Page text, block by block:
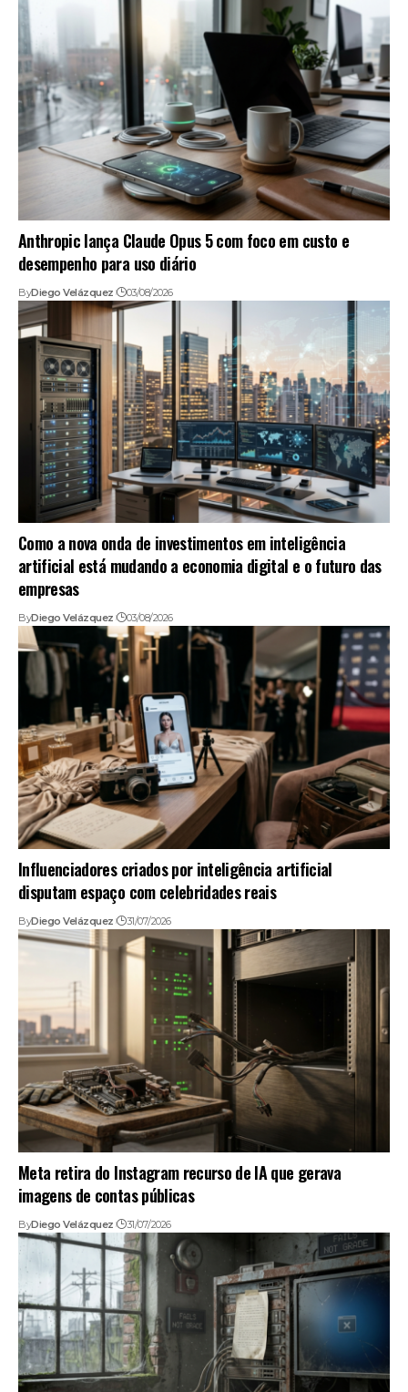
Anthropic lança Claude Opus 5 com foco em custo e
desempenho para uso diário
ByDiego Velázquez 03/08/2026
Como a nova onda de investimentos em inteligência
artificial está mudando a economia digital e o futuro das
empresas
ByDiego Velázquez 03/08/2026
Influenciadores criados por inteligência artificial
disputam espaço com celebridades reais
ByDiego Velázquez 31/07/2026
Meta retira do Instagram recurso de IA que gerava
imagens de contas públicas
ByDiego Velázquez 31/07/2026